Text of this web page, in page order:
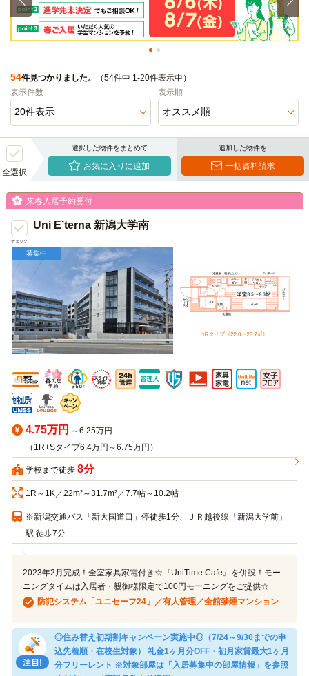
54件見つかりました。
（54件中 1-20件表示中）
表示件数
表示順
全選択
選択した物件をまとめて
お気に入りに追加
追加した物件を
一括資料請求
チェック
来春入居予約受付
Uni E’terna 新潟大学南
募集中
4.75万円 ～6.25万円
（1R+Sタイプ6.4万円～6.75万円）
学校まで徒歩 8分
1R～1K／22m²～31.7m²／7.7帖～10.2帖
※新潟交通バス「新大国道口」停徒歩1分、ＪＲ越後線「新潟大学前」
駅 徒歩7分
2023年2月完成！全室家具家電付き☆『UniTime Cafe』を併設！モー
ニングタイムは入居者・親御様限定で100円モーニングをご提供☆
防犯システム「ユニセーフ24」／有人管理／全館禁煙マンション
◎住み替え初期割キャンペーン実施中◎（7/24～9/30までの申
込先着順・在校生対象） 礼金1ヶ月分OFF・初月家賃最大1ヶ月
分フリーレント ※対象部屋は「入居募集中の部屋情報」を参照